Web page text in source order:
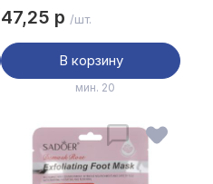
47,25 р /шт.
В корзину
мин. 20